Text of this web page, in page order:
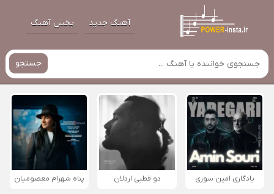
آهنگ جدید پخش آهنگ
جستجو
یادگاری امین سوری دو قطبی اردلان پناه شهرام معصومیان